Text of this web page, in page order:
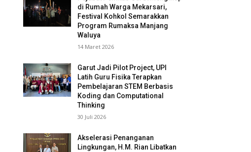
di Rumah Warga Mekarsari,
Festival Kohkol Semarakkan
Program Rumaksa Manjang
Waluya
14 Maret 2026
Garut Jadi Pilot Project, UPI
Latih Guru Fisika Terapkan
Pembelajaran STEM Berbasis
Koding dan Computational
Thinking
30 Juli 2026
Akselerasi Penanganan
Lingkungan, H.M. Rian Libatkan